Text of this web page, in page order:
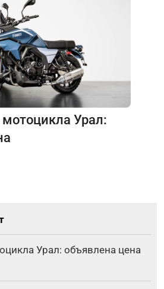
Урал:
Урал: объявлена цена